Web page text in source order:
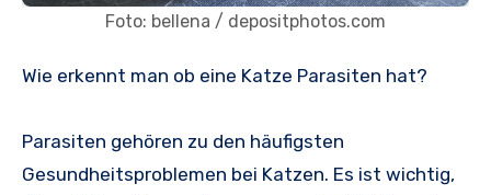
Foto: bellena / depositphotos.com
Wie erkennt man ob eine Katze Parasiten hat?
Parasiten gehören zu den häufigsten
Gesundheitsproblemen bei Katzen. Es ist wichtig,